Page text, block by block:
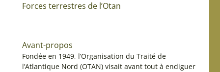
Forces terrestres de l’Otan
Avant-propos
Fondée en 1949, l’Organisation du Traité de
l’Atlantique Nord (OTAN) visait avant tout à endiguer